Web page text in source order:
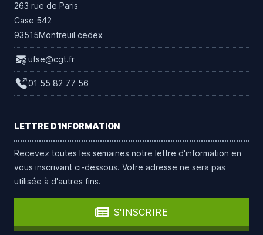
263 rue de Paris
Case 542
93515Montreuil cedex
ufse@cgt.fr
01 55 82 77 56
LETTRE D'INFORMATION
Recevez toutes les semaines notre lettre d'information en
vous inscrivant ci-dessous. Votre adresse ne sera pas
utilisée à d'autres fins.
S'INSCRIRE